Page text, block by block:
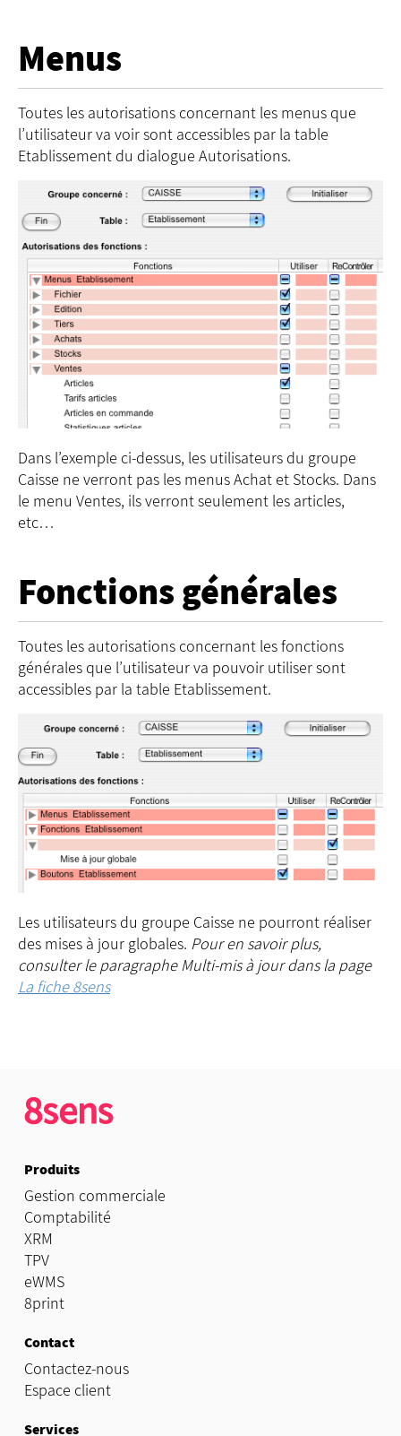
Menus
Toutes les autorisations concernant les menus que
l’utilisateur va voir sont accessibles par la table
Etablissement du dialogue Autorisations.
Dans l’exemple ci-dessus, les utilisateurs du groupe
Caisse ne verront pas les menus Achat et Stocks. Dans
le menu Ventes, ils verront seulement les articles,
etc…
Fonctions générales
Toutes les autorisations concernant les fonctions
générales que l’utilisateur va pouvoir utiliser sont
accessibles par la table Etablissement.
Les utilisateurs du groupe Caisse ne pourront réaliser
des mises à jour globales. Pour en savoir plus,
consulter le paragraphe Multi-mis à jour dans la page
La fiche 8sens
Produits
Gestion commerciale
Comptabilité
XRM
TPV
eWMS
8print
Contact
Contactez-nous
Espace client
Services